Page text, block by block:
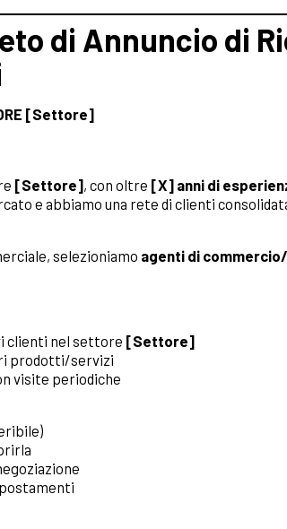
di Annuncio di
[Settore]
[Settore], con oltre [X] anni di
e abbiamo una rete di clienti
selezioniamo agenti di
clienti nel settore [Settore]
prodotti/servizi
visite periodiche